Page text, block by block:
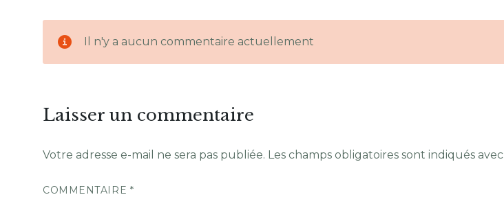
Il n'y a aucun commentaire actuellement
Laisser un commentaire
Votre adresse e-mail ne sera pas publiée. Les champs obligatoires sont indiqués avec
COMMENTAIRE *